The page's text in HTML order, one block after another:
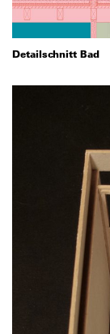
Detailschnitt Bad